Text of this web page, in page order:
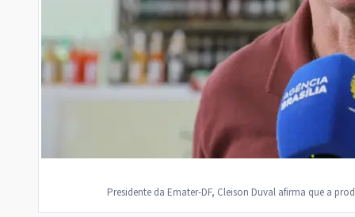
Presidente da Emater-DF, Cleison Duval afirma que a